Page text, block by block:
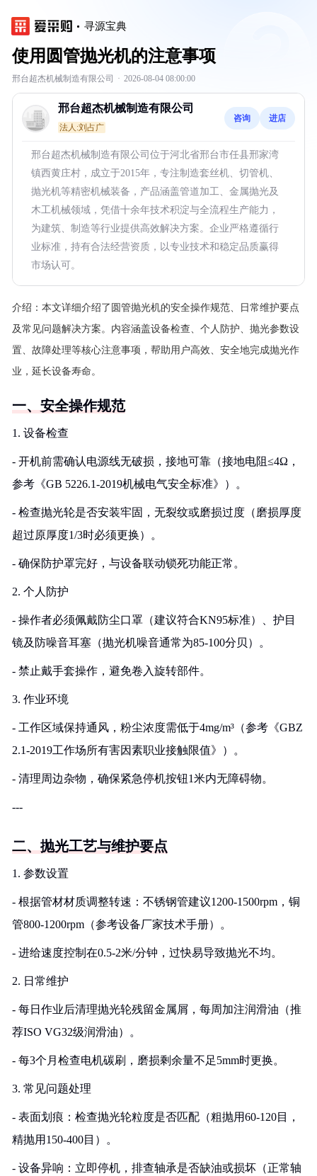
寻源宝典
使用圆管抛光机的注意事项
邢台超杰机械制造有限公司 · 2026-08-04 08:00:00
邢台超杰机械制造有限公司
法人:刘占广
咨询 进店
邢台超杰机械制造有限公司位于河北省邢台市任县邢家湾
镇西黄庄村，成立于2015年，专注制造套丝机、切管机、
抛光机等精密机械装备，产品涵盖管道加工、金属抛光及
木工机械领域，凭借十余年技术积淀与全流程生产能力，
为建筑、制造等行业提供高效解决方案。企业严格遵循行
业标准，持有合法经营资质，以专业技术和稳定品质赢得
市场认可。
介绍： 本文详细介绍了圆管抛光机的安全操作规范、日常维护要点
及常见问题解决方案。内容涵盖设备检查、个人防护、抛光参数设
置、故障处理等核心注意事项，帮助用户高效、安全地完成抛光作
业，延长设备寿命。
一、安全操作规范
1. 设备检查
- 开机前需确认电源线无破损，接地可靠（接地电阻≤4Ω，
参考《GB 5226.1-2019机械电气安全标准》）。
- 检查抛光轮是否安装牢固，无裂纹或磨损过度（磨损厚度
超过原厚度1/3时必须更换）。
- 确保防护罩完好，与设备联动锁死功能正常。
2. 个人防护
- 操作者必须佩戴防尘口罩（建议符合KN95标准）、护目
镜及防噪音耳塞（抛光机噪音通常为85-100分贝）。
- 禁止戴手套操作，避免卷入旋转部件。
3. 作业环境
- 工作区域保持通风，粉尘浓度需低于4mg/m³（参考《GBZ
2.1-2019工作场所有害因素职业接触限值》）。
- 清理周边杂物，确保紧急停机按钮1米内无障碍物。
---
二、抛光工艺与维护要点
1. 参数设置
- 根据管材材质调整转速：不锈钢管建议1200-1500rpm，铜
管800-1200rpm（参考设备厂家技术手册）。
- 进给速度控制在0.5-2米/分钟，过快易导致抛光不均。
2. 日常维护
- 每日作业后清理抛光轮残留金属屑，每周加注润滑油（推
荐ISO VG32级润滑油）。
- 每3个月检查电机碳刷，磨损剩余量不足5mm时更换。
3. 常见问题处理
- 表面划痕：检查抛光轮粒度是否匹配（粗抛用60-120目，
精抛用150-400目）。
- 设备异响：立即停机，排查轴承是否缺油或损坏（正常轴